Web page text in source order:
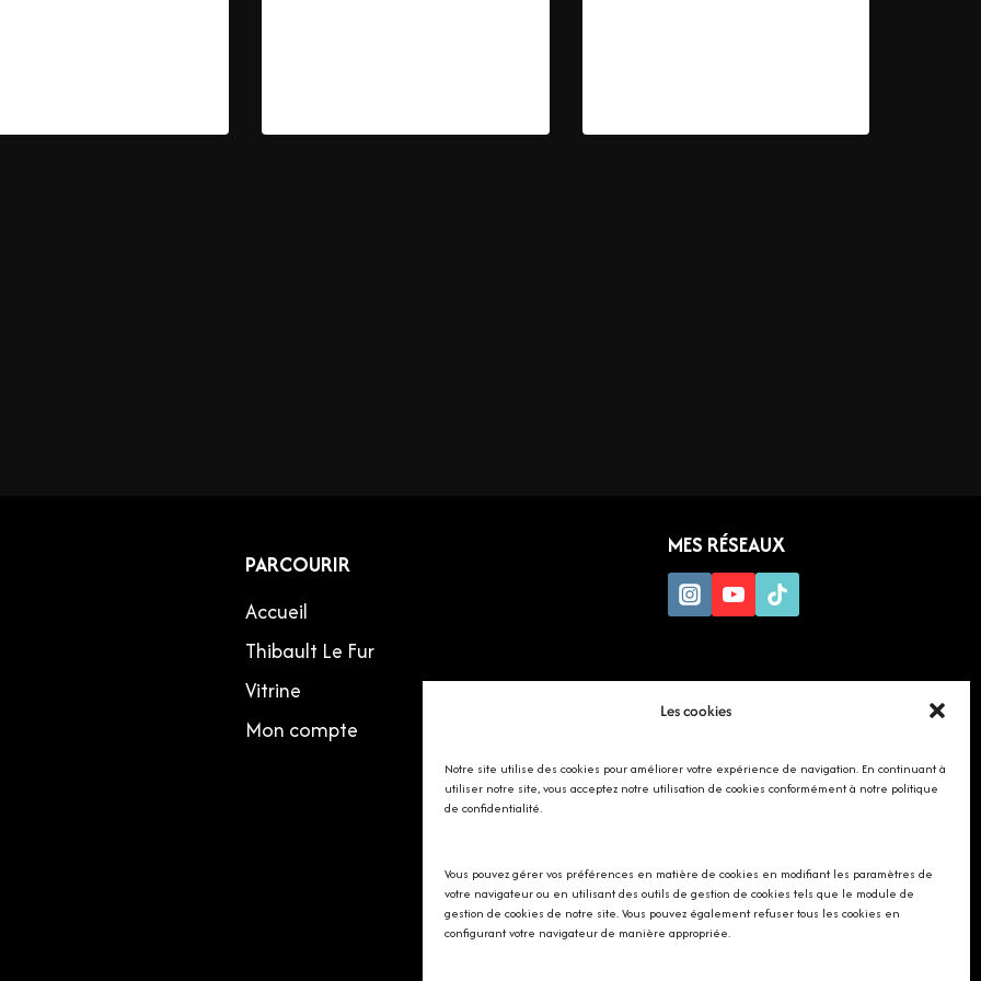
Les cookies
Notre site utilise des cookies pour améliorer votre expérience de navigation. En continuant à
utiliser notre site, vous acceptez notre utilisation de cookies conformément à notre politique
de confidentialité.
Vous pouvez gérer vos préférences en matière de cookies en modifiant les paramètres de
votre navigateur ou en utilisant des outils de gestion de cookies tels que le module de
gestion de cookies de notre site. Vous pouvez également refuser tous les cookies en
configurant votre navigateur de manière appropriée.
PARCOURIR
Accueil
Thibault Le Fur
Vitrine
Mon compte
MES RÉSEAUX